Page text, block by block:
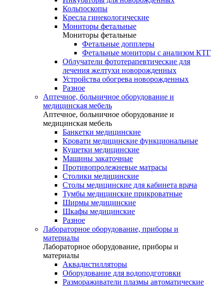
Кольпоскопы
Кресла гинекологические
Мониторы фетальные
Мониторы фетальные
Фетальные допплеры
Фетальные мониторы с анализом КТГ
Облучатели фототерапевтические для
лечения желтухи новорожденных
Устройства обогрева новорожденных
Разное
Аптечное, больничное оборудование и
медицинская мебель
Аптечное, больничное оборудование и
медицинская мебель
Банкетки медицинские
Кровати медицинские функциональные
Кушетки медицинские
Машины закаточные
Противопролежневые матрасы
Столики медицинские
Столы медицинские для кабинета врача
Тумбы медицинские прикроватные
Ширмы медицинские
Шкафы медицинские
Разное
Лабораторное оборудование, приборы и
материалы
Лабораторное оборудование, приборы и
материалы
Аквадистилляторы
Оборудование для водоподготовки
Размораживатели плазмы автоматические